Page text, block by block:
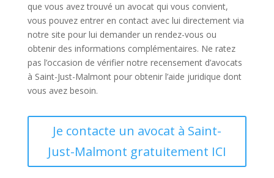
que vous avez trouvé un avocat qui vous convient,
vous pouvez entrer en contact avec lui directement via
notre site pour lui demander un rendez-vous ou
obtenir des informations complémentaires. Ne ratez
pas l’occasion de vérifier notre recensement d’avocats
à Saint-Just-Malmont pour obtenir l’aide juridique dont
vous avez besoin.
Je contacte un avocat à Saint-
Just-Malmont gratuitement ICI